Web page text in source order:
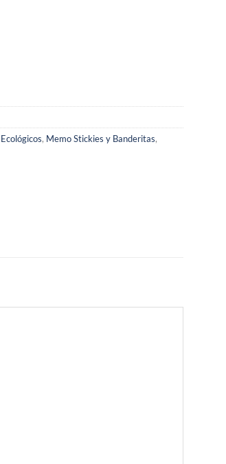
Ecológicos, Memo Stickies y Banderitas,